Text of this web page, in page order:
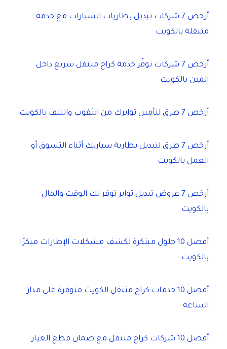
أرخص 7 شركات تبديل بطاريات السيارات مع خدمة
متنقلة بالكويت
أرخص 7 شركات توفّر خدمة كراج متنقل سريع داخل
المدن بالكويت
أرخص 7 طرق لتأمين توايرك من الثقوب والتلف بالكويت
أرخص 7 طرق لتبديل بطارية سيارتك أثناء التسوق أو
العمل بالكويت
أرخص 7 عروض تبديل تواير توفر لك الوقت والمال
بالكويت
أفضل 10 حلول مبتكرة لكشف مشكلات الإطارات مبكرًا
بالكويت
أفضل 10 خدمات كراج متنقل الكويت متوفرة على مدار
الساعة
أفضل 10 شركات كراج متنقل مع ضمان قطع الغيار